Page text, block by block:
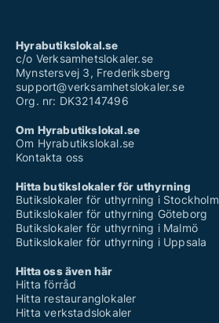
Hyrabutikslokal.se
c/o Verksamhetslokaler.se
Mynstersvej 3, Frederiksberg
support@verksamhetslokaler.se
Org. nr: DK32147496
Om Hyrabutikslokal.se
Om Hyrabutikslokal.se
Kontakta oss
Hitta butikslokaler för uthyrning
Butikslokaler för uthyrning i Stockholm
Butikslokaler för uthyrning Göteborg
Butikslokaler för uthyrning i Malmö
Butikslokaler för uthyrning i Uppsala
Hitta oss även här
Hitta förråd
Hitta restauranglokaler
Hitta verkstadslokaler